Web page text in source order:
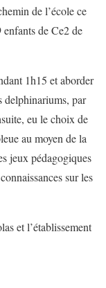
de l’école ce
de Ce2 de
1h15 et aborder
delphinariums, par
eu le choix de
au moyen de la
jeux pédagogiques
sur les
et l’établissement